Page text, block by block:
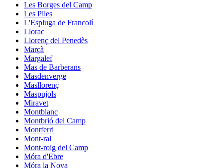
Les Borges del Camp
Les Piles
L'Espluga de Francolí
Llorac
Llorenç del Penedès
Marçà
Margalef
Mas de Barberans
Masdenverge
Masllorenç
Maspujols
Miravet
Montblanc
Montbrió del Camp
Montferri
Mont-ral
Mont-roig del Camp
Móra d'Ebre
Móra la Nova